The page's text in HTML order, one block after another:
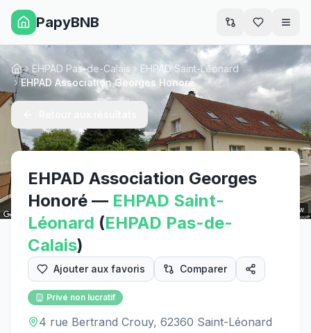
PapyBNB
Street View
AccueilEHPAD Pas-de-Calais
EHPAD Saint-Léonard
EHPAD Association Georges Honoré
EHPAD Association Georges
Honoré — EHPAD Saint-
Léonard (EHPAD Pas-de-
Calais)
Ajouter aux favoris Comparer
Privé non lucratif
4 rue Bertrand Crouy, 62360 Saint-Léonard